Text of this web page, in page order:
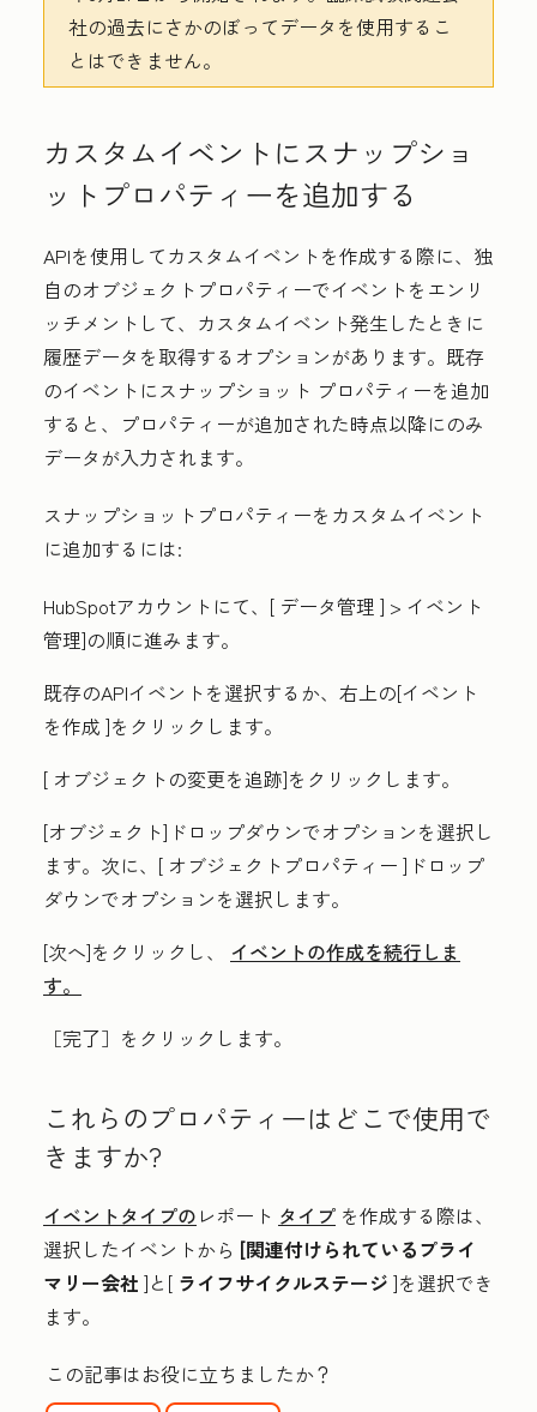
社の過去にさかのぼってデータを使用するこ
とはできません。
カスタムイベントにスナップショ
ットプロパティーを追加する
APIを使用してカスタムイベントを作成する際に、独
自のオブジェクトプロパティーでイベントをエンリ
ッチメントして、カスタムイベント発生したときに
履歴データを取得するオプションがあります。既存
のイベントにスナップショット プロパティーを追加
すると、プロパティーが追加された時点以降にのみ
データが入力されます。
スナップショットプロパティーをカスタムイベント
に追加するには:
HubSpotアカウントにて、[ データ管理 ] > イベント
管理]の順に進みます。
既存のAPIイベントを選択するか、右上の[イベント
を作成 ]をクリックします。
[ オブジェクトの変更を追跡]をクリックします。
[オブジェクト]ドロップダウンでオプションを選択し
ます。次に、[ オブジェクトプロパティー ]ドロップ
ダウンでオプションを選択します。
[次へ]をクリックし、 イベントの作成を続行しま
す。
［完了］ をクリックします。
これらのプロパティーはどこで使用で
きますか?
イベントタイプの レポート タイプ を作成する際は、
選択したイベントから [関連付けられているプライ
マリー会社 ]と[ ライフサイクルステージ ]を選択でき
ます。
この記事はお役に立ちましたか？